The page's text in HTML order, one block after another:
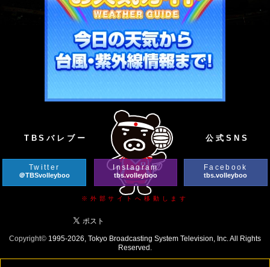
TBSバレブー 公式SNS
Twitter
＠TBSvolleyboo
Facebook
tbs.volleyboo
Instagram
tbs.volleyboo
※外部サイトへ移動します
Copyright© 1995-2026, Tokyo Broadcasting System Television, Inc. All Rights
Reserved.